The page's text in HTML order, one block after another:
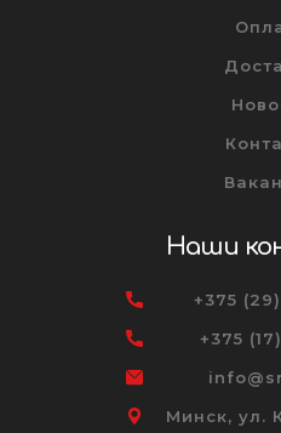
Наши
+375
+375
Минск, ул.